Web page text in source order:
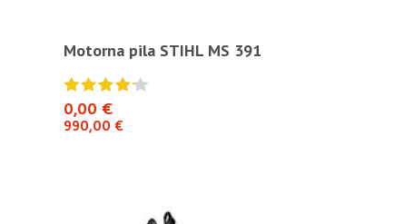
Motorna pila STIHL MS 391
0,00 €
990,00 €